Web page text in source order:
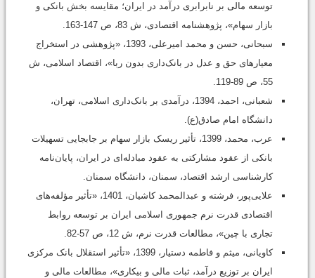
توسعه مالی بر نابرابری درآمد در ایران؛ مقایسه بخش بانکی و
بازار سهام»، پژوهشنامه اقتصادی، ش 83، ص 147-163.
سبحانی، حسن و محمد امیرعلی، 1393، «پژوهشی در استخراج
معیارهای حق و عدل در بانک‌داری بدون ربا»، اقتصاد اسلامی، ش
55، ص 89-119.
شعبانی، احمد، 1394، درآمدی بر بانک‌داری اسلامی، تهران،
دانشگاه امام صادق(ع).
عرب، محمد، 1399، تأثیر ریسک بازار سهام بر جابجایی تسهیلات
بانکی از عقود مشارکتی به عقود مبادله‌ای در ایران، پایان‌نامه
کارشناسی ارشد اقتصاد، سمنان، دانشگاه سمنان.
علایی‌پور، فرشته و عبدالمحمد کاشیان، 1401، «تأثیر مؤلفه‌های
اقتصادی قدرت نرم جمهوری اسلامی ایران بر توسعه روابط
تجاری با چین»، مطالعات قدرت نرم، ش 12، ص 57-82.
کاویانی، میثم و فاطمه دستیار، 1399، «تأثیر استقلال بانک مرکزی
ایران بر توزیع درآمد، ثبات مالی و بیکاری»، مطالعات مالی و